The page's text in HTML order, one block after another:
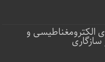
الکترومغناطیسی و
سازگاری